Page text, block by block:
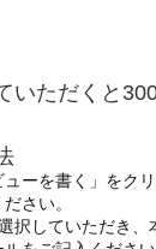
いただくと
ーを書く」をクリ
さい。
択していただき、